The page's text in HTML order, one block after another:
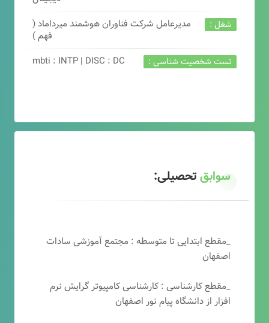
شغل :
مدیرعامل شرکت فناوران هوشمند میرداماد (
فهم )
تست شخصیت شناسی : mbti : INTP | DISC : DC
سوابقتحصیلی:
_مقطع ابتدایی تا متوسطه : مجتمع آموزشی سادات
اصفهان
_مقطع کارشناسی : کارشناسی کامپیوتر گرایش نرم
افزار از دانشگاه پیام نور اصفهان